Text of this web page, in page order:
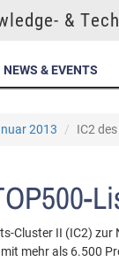
&
NEWS & EVENTS
2013 IC2
Cluster II (IC2) zur
mehr als 6.500